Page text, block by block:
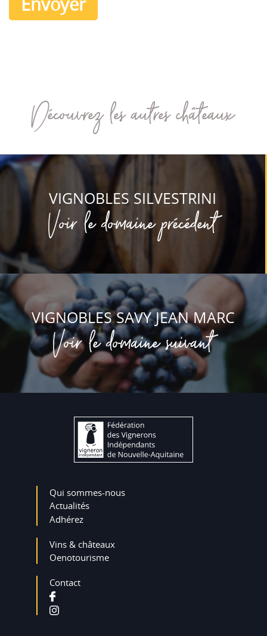
Découvrez les autres châteaux
VIGNOBLES SILVESTRINI
Voir le domaine précédent
VIGNOBLES SAVY JEAN MARC
Voir le domaine suivant
Qui sommes-nous
Actualités
Adhérez
Vins & châteaux
Oenotourisme
Contact